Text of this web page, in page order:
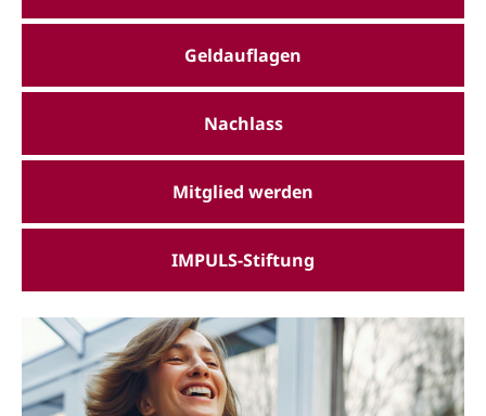
Geldauflagen
Nachlass
Mitglied werden
IMPULS-Stiftung